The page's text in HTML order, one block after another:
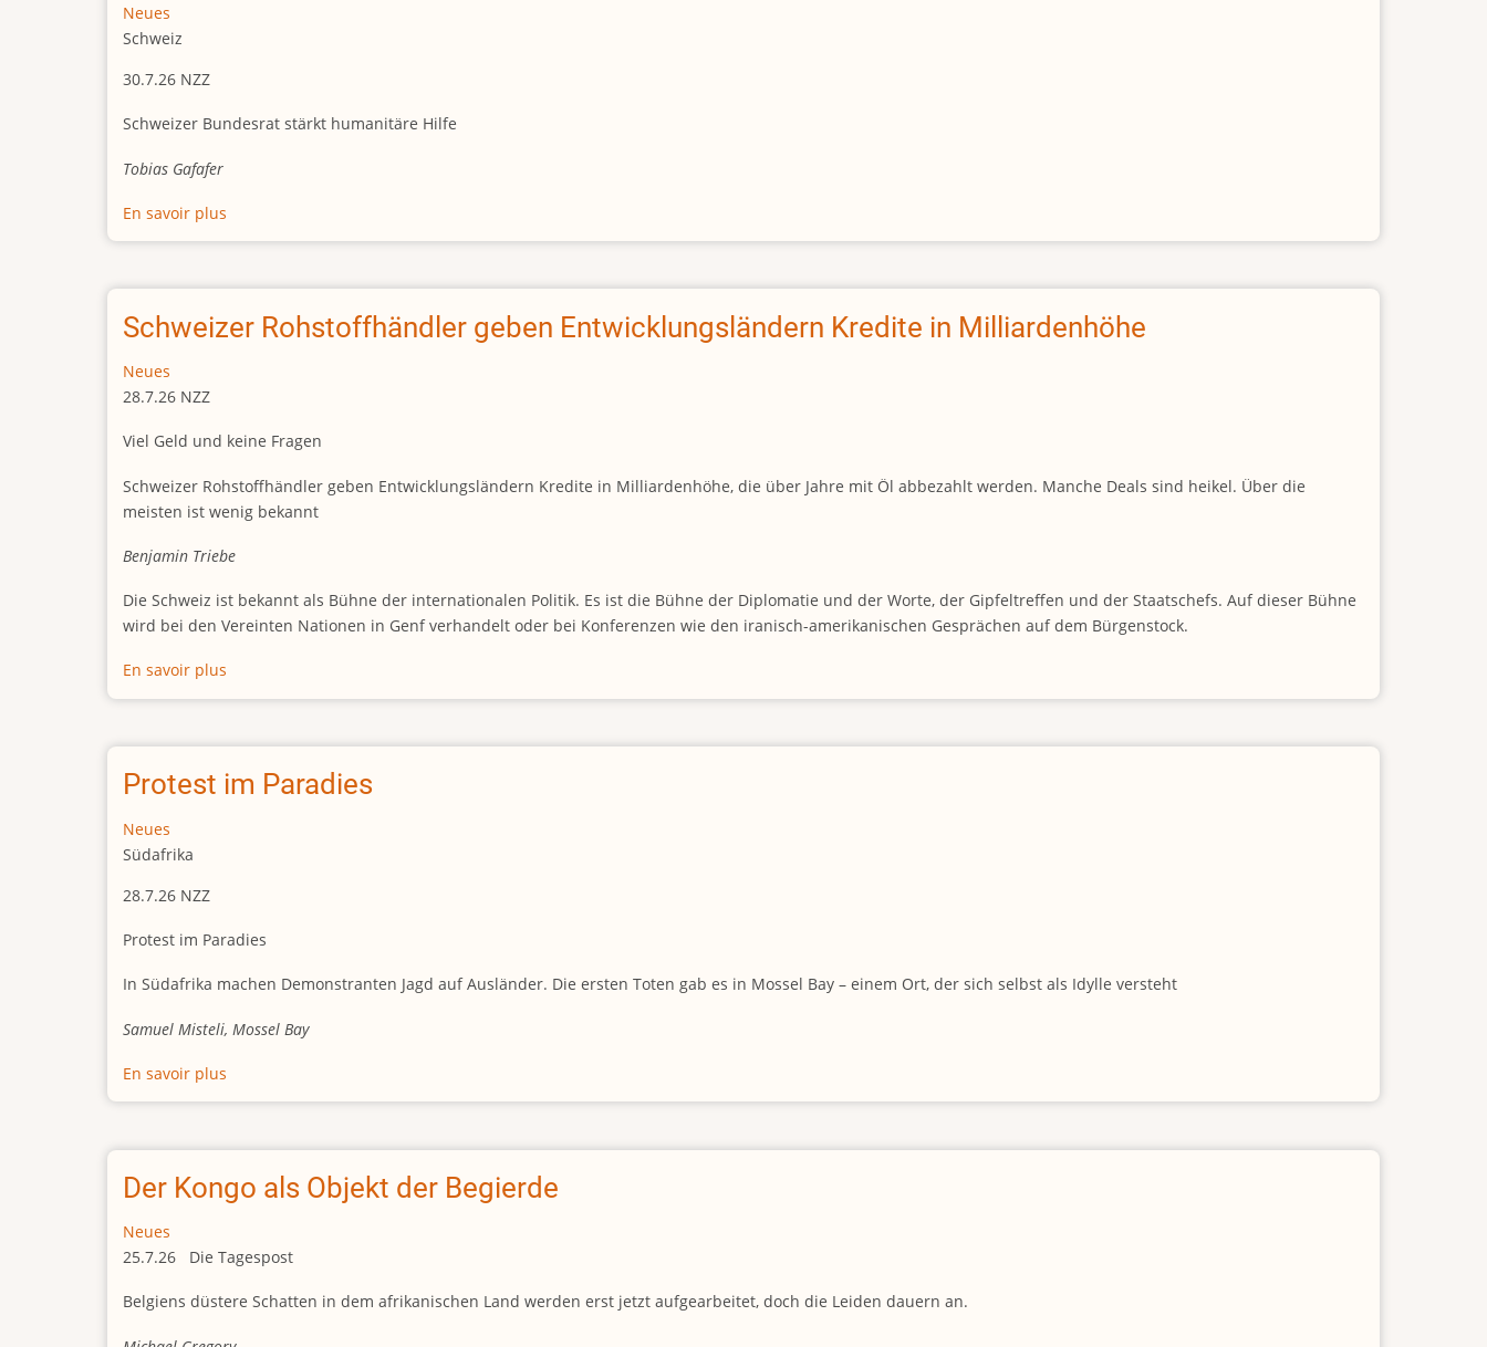
Neues
Schweiz
30.7.26 NZZ
Schweizer Bundesrat stärkt humanitäre Hilfe
Tobias Gafafer
En savoir plus
Die
muss
fokussieren
Schweizer Rohstoffhändler geben Entwicklungsländern Kredite in Milliardenhöhe
Neues
28.7.26 NZZ
Viel Geld und keine Fragen
Schweizer Rohstoffhändler geben Entwicklungsländern Kredite in Milliardenhöhe, die über Jahre mit Öl abbezahlt werden. Manche Deals sind heikel. Über die
meisten ist wenig bekannt
Benjamin Triebe
Die Schweiz ist bekannt als Bühne der internationalen Politik. Es ist die Bühne der Diplomatie und der Worte, der Gipfeltreffen und der Staatschefs. Auf dieser Bühne
wird bei den Vereinten Nationen in Genf verhandelt oder bei Konferenzen wie den iranisch-amerikanischen Gesprächen auf dem Bürgenstock.
En savoir plus
Schweizer
geben
Entwicklungsländern
Kredite
Protest im Paradies
Neues
Südafrika
28.7.26 NZZ
Protest im Paradies
In Südafrika machen Demonstranten Jagd auf Ausländer. Die ersten Toten gab es in Mossel Bay – einem Ort, der sich selbst als Idylle versteht
Samuel Misteli, Mossel Bay
En savoir plus
Protest
Paradies
Der Kongo als Objekt der Begierde
Neues
25.7.26 Die Tagespost
Belgiens düstere Schatten in dem afrikanischen Land werden erst jetzt aufgearbeitet, doch die Leiden dauern an.